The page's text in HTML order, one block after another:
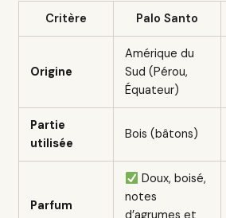
Critère Palo Santo
Origine
Amérique du
Sud (Pérou,
Équateur)
Partie
utilisée
Bois (bâtons)
Parfum
Doux, boisé,
notes